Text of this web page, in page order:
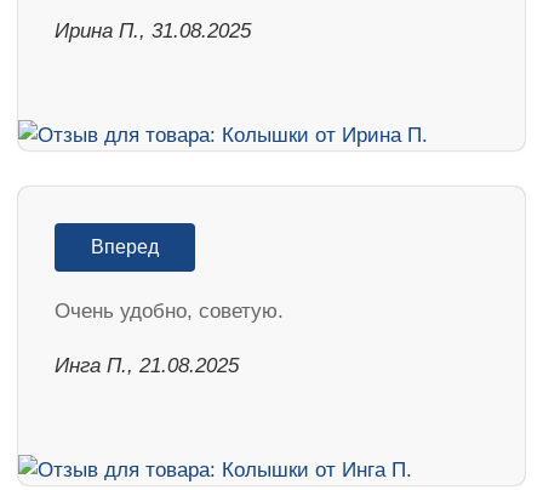
Ирина П., 31.08.2025
Вперед
Очень удобно, советую.
Инга П., 21.08.2025